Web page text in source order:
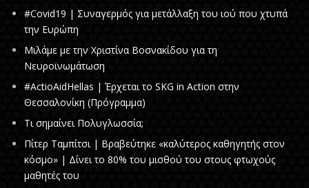
#Covid19 | Συναγερμός για μετάλλαξη του ιού που χτυπά
την Ευρώπη
Μιλάμε με την Χριστίνα Βοσνακίδου για τη
Νευροϊνωμάτωση
#ActioAidHellas | Έρχεται το SKG in Action στην
Θεσσαλονίκη (Πρόγραμμα)
Τι σημαίνει Πολυγλωσσία;
Πίτερ Ταμπίτσι | Βραβεύτηκε «καλύτερος καθηγητής στον
κόσμο» | Δίνει το 80% του μισθού του στους φτωχούς
μαθητές του